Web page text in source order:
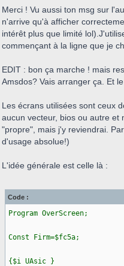
Merci ! Vu aussi ton msg sur
n'arrive qu'à afficher
intérêt plus que limité
commençant à la ligne que je
EDIT : bon ça marche ! mais
Amsdos? Vais arranger ça. Et
Les écrans utilisées sont ceux
aucun vecteur, bios ou autre et
"propre", mais j'y reviendrai.
d'usage absolue!)
L'idée générale est celle là :
Code :
Program OverScreen;
Const Firm=$fc5a;
{$i UAsic }